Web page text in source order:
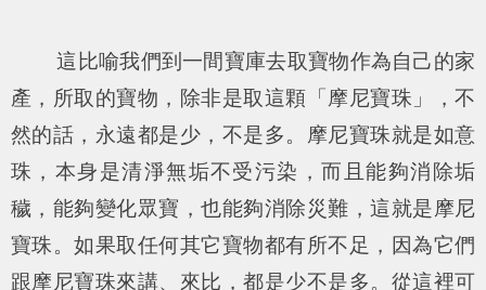
這比喻我們到一間寶庫去取寶物作為自己的家
產，所取的寶物，除非是取這顆「摩尼寶珠」，不
然的話，永遠都是少，不是多。摩尼寶珠就是如意
珠，本身是清淨無垢不受污染，而且能夠消除垢
穢，能夠變化眾寶，也能夠消除災難，這就是摩尼
寶珠。如果取任何其它寶物都有所不足，因為它們
跟摩尼寶珠來講、來比，都是少不是多。從這裡可